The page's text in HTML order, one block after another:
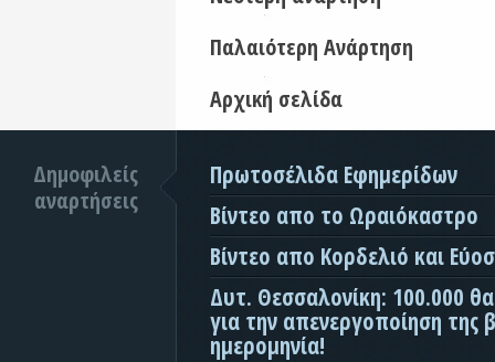
Παλαιότερη Ανάρτηση
Αρχική σελίδα
Δημοφιλείς
αναρτήσεις
Πρωτοσέλιδα Εφημερίδων
Βίντεο απο το Ωραιόκαστρο
Βίντεο απο Κορδελιό και
Δυτ. Θεσσαλονίκη: 100.000
για την απενεργοποίηση της
ημερομηνία!